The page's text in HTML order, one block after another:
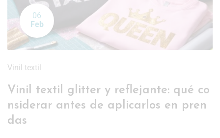
06
Feb
Vinil textil
Vinil textil glitter y reflejante: qué co
nsiderar antes de aplicarlos en pren
das